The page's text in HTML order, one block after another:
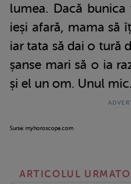
lumea. Dacă bunica
ieși afară, mama să
iar tata să dai o tură
șanse mari să o ia
și el un om. Unul
Surse: myhoroscope.com
ARTICOLUL